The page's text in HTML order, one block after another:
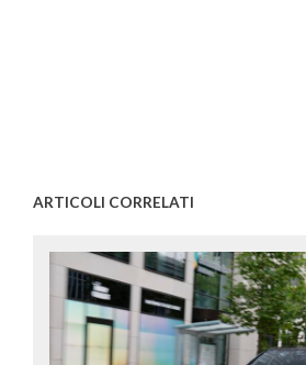
ARTICOLI CORRELATI